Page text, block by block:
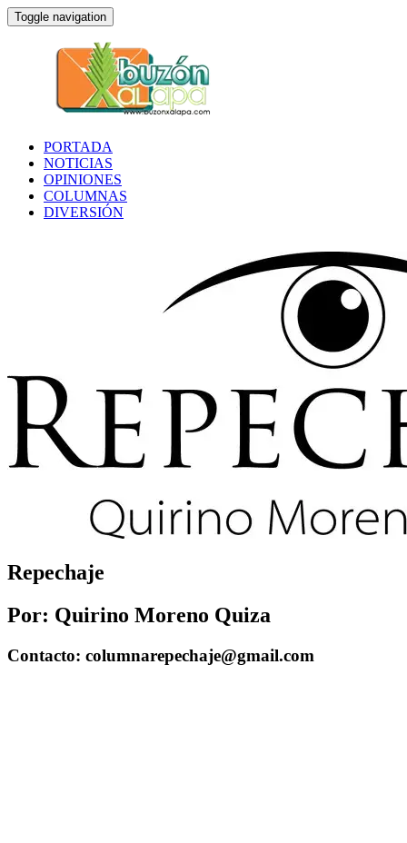
Toggle navigation
PORTADA
NOTICIAS
OPINIONES
COLUMNAS
DIVERSIÓN
Repechaje
Por: Quirino Moreno Quiza
Contacto: columnarepechaje@gmail.com